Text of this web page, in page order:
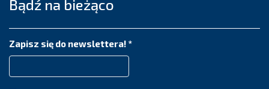
Bądź na bieżąco
Zapisz się do newslettera! *